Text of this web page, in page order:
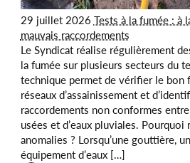
SENSIBILISERÀ
LE SYNDICATDE L’ORGE
29 juillet 2026 Tests à la fumée : à
mauvais raccordements
Le Syndicat réalise régulièrement
la fumée sur plusieurs secteurs du
technique permet de vérifier le bon
réseaux d’assainissement et
raccordements non conformes entre
usées et d’eaux pluviales. Pourquoi
anomalies ? Lorsqu’une gouttière,
équipement d’eaux […]